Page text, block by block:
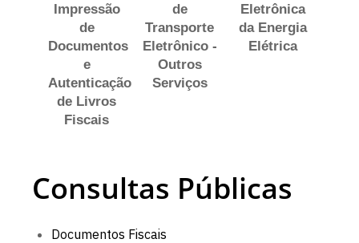
Impressão
de
Documentos
e
Autenticação
de Livros
Fiscais
de
Transporte
Eletrônico -
Outros
Serviços
Eletrônica
da Energia
Elétrica
Consultas Públicas
Documentos Fiscais